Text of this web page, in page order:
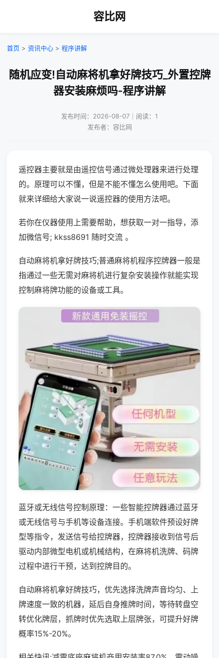
容比网
首页 > 资讯中心 > 程序讲解
随机应变!自动麻将机拿好牌技巧_外置控牌
器安装麻烦吗-程序讲解
发布时间：2026-08-07｜阅读：1
发布者：容比网
遥控器主要就是由遥控信号通过微处理器来进行处理
的。原理可以不懂，但是不能不懂怎么使用吧。下面
就来详细给大家说一说遥控器的使用方法吧。
若你在仪器使用上需要帮助，想获取一对一指导，添
加微信号; kkss8691 随时交流 。
自动麻将机拿好牌技巧;普通麻将机程序控牌器一般是
指通过一些无需对麻将机进行复杂安装操作就能实现
控制麻将牌功能的设备或工具。
蓝牙或无线信号控制原理：一些智能控牌器通过蓝牙
或无线信号与手机等设备连接。手机端软件预设好牌
型等指令，发送信号给控牌器，控牌器接收到信号后
驱动内部微型电机或机械结构，在麻将机洗牌、码牌
过程中进行干预，达到控牌目的。
自动麻将机拿好牌技巧，优先选择洗牌声音均匀、上
牌速度一致的机器，延后自身推牌时间，等待转盘空
转优化牌层，抓牌时优先选取上层牌张，可提升好牌
概率15%-20%。